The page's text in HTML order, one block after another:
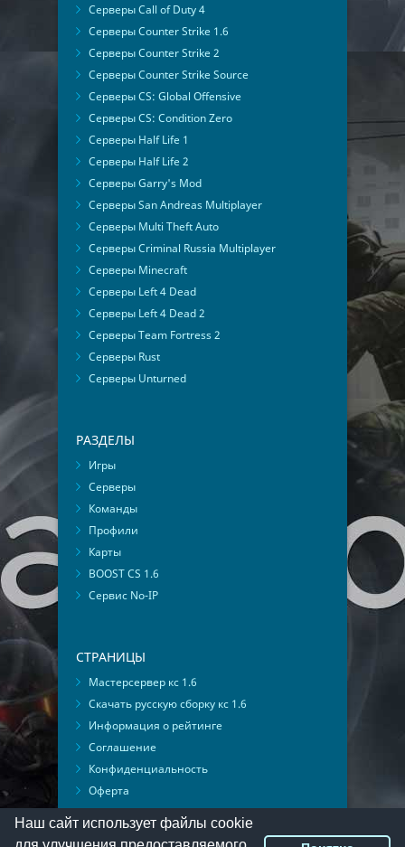
Серверы Call of Duty 4
Серверы Counter Strike 1.6
Серверы Counter Strike 2
Серверы Counter Strike Source
Серверы CS: Global Offensive
Серверы CS: Condition Zero
Серверы Half Life 1
Серверы Half Life 2
Серверы Garry's Mod
Серверы San Andreas Multiplayer
Серверы Multi Theft Auto
Серверы Criminal Russia Multiplayer
Серверы Minecraft
Серверы Left 4 Dead
Серверы Left 4 Dead 2
Серверы Team Fortress 2
Серверы Rust
Серверы Unturned
РАЗДЕЛЫ
Игры
Серверы
Команды
Профили
Карты
BOOST CS 1.6
Сервис No-IP
СТРАНИЦЫ
Мастерсервер кс 1.6
Скачать русскую сборку кс 1.6
Информация о рейтинге
Соглашение
Конфиденциальность
Оферта
Мониторинг ВКонтакте
Наш сайт использует файлы cookie